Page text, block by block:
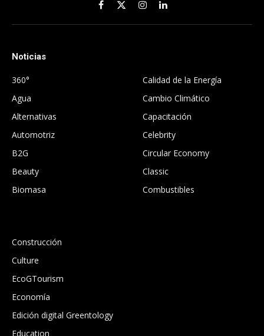
Facebook
X
(Twitter)
InstagramLinkedIn
Noticias
360°
Agua
Alternativas
Automotriz
B2G
Beauty
Biomasa
Calidad de la Energía
Cambio Climático
Capacitación
Celebrity
Circular Economy
Classic
Combustibles
Construcción
Culture
EcoGTourism
Economía
Edición digital Greentology
Education